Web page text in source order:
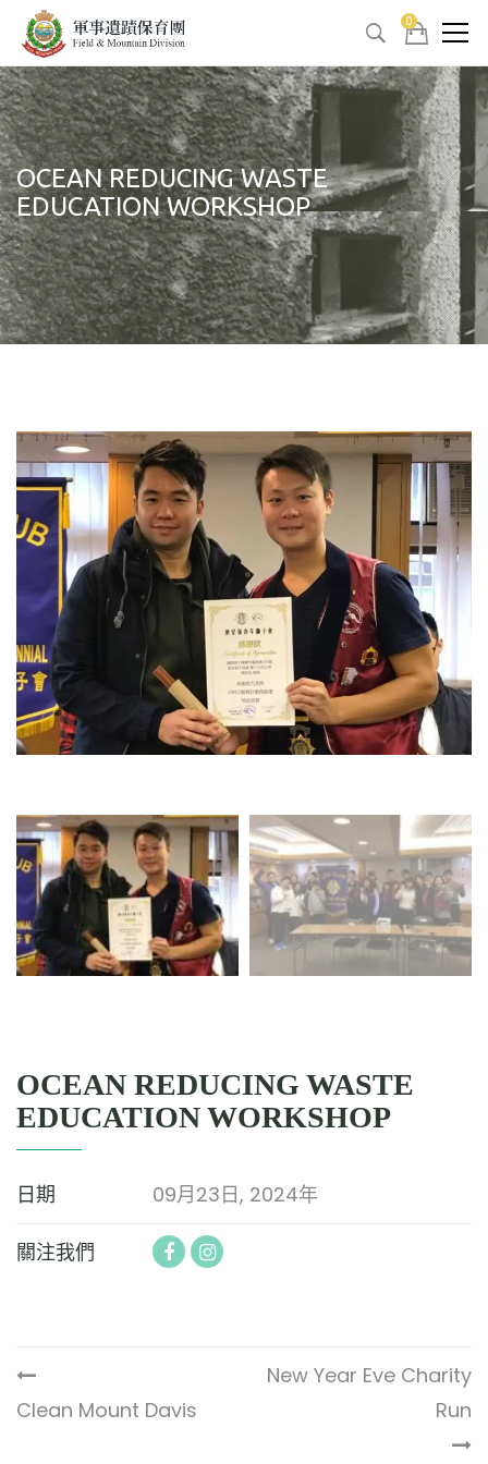
0
OCEAN REDUCING WASTE
EDUCATION WORKSHOP
OCEAN REDUCING WASTE
EDUCATION WORKSHOP
日期 09月23日, 2024年
關注我們
Clean Mount Davis
New Year Eve Charity
Run